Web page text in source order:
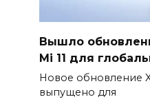
Вышло
Mi 11 для
Новое обновление
выпущено для